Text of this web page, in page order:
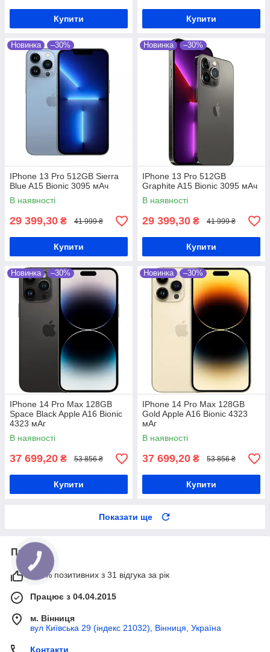
Купити Купити
Новинка –30%
IPhone 13 Pro 512GB Sierra
Blue A15 Bionic 3095 мАч
В наявності
29 399,30 ₴ 41 999 ₴
Купити
Новинка –30%
IPhone 13 Pro 512GB
Graphite A15 Bionic 3095 мАч
В наявності
29 399,30 ₴ 41 999 ₴
Купити
Новинка –30%
IPhone 14 Pro Max 128GB
Space Black Apple A16 Bionic
4323 мАг
В наявності
37 699,20 ₴ 53 856 ₴
Купити
Новинка –30%
IPhone 14 Pro Max 128GB
Gold Apple A16 Bionic 4323
мАг
В наявності
37 699,20 ₴ 53 856 ₴
Купити
Показати ще
Про нас
100% позитивних з 31 відгука за рік
Працює з 04.04.2015
м. Вінниця
вул Київська 29 (індекс 21032), Вінниця, Україна
Контакти